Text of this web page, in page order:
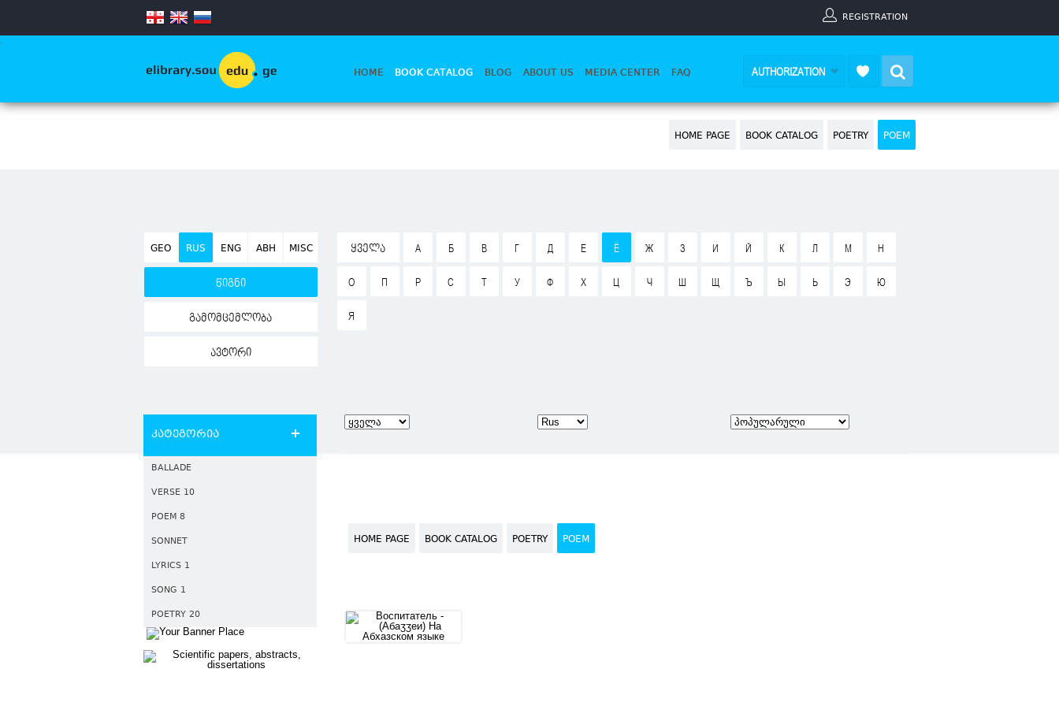
REGISTRATION
.
HOME BOOK CATALOG BLOG ABOUT US MEDIA CENTER FAQ AUTHORIZATION
HOME PAGE BOOK CATALOG POETRY POEM
GEO RUS ENG ABH MISC
წიგნი
გამომცემლობა
ავტორი
ᲧᲕᲔᲚᲐ А Б В Г Д Е Ё Ж З И Й К Л М Н
О П Р С Т У Ф Х Ц Ч Ш Щ Ъ Ы Ь Э Ю
Я
კატეგორია
BALLADE
VERSE 10
POEM 8
SONNET
LYRICS 1
SONG 1
POETRY 20
HOME PAGE BOOK CATALOG POETRY POEM